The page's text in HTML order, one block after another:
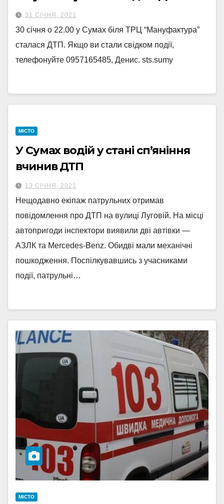
31 СІЧНЯ, 2021
30 січня о 22.00 у Сумах біля ТРЦ “Мануфактура”
сталася ДТП. Якщо ви стали свідком події,
телефонуйте 0957165485, Денис. sts.sumy
МІСТО
У Сумах водій у стані сп’яніння
вчинив ДТП
13 СІЧНЯ, 2021
Нещодавно екіпаж патрульних отримав
повідомлення про ДТП на вулиці Луговій. На місці
автопригоди інспектори виявили дві автівки —
АЗЛК та Mercedes-Benz. Обидві мали механічні
пошкодження. Поспілкувавшись з учасниками
події, патрульні…
МІСТО